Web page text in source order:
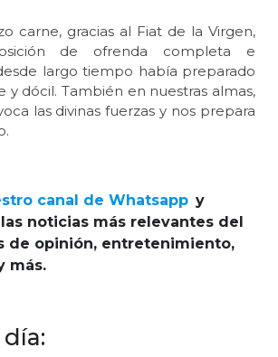
carne, gracias al Fiat de la Virgen,
de ofrenda completa e
largo tiempo había preparado
y dócil. También en nuestras almas,
las divinas fuerzas y nos prepara
canal de Whatsapp y
noticias más relevantes del
de opinión, entretenimiento,
más.